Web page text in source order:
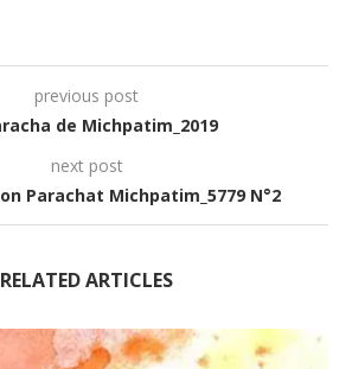
previous post
de Michpatim_2019
next post
Parachat Michpatim_5779 N°2
RELATED ARTICLES